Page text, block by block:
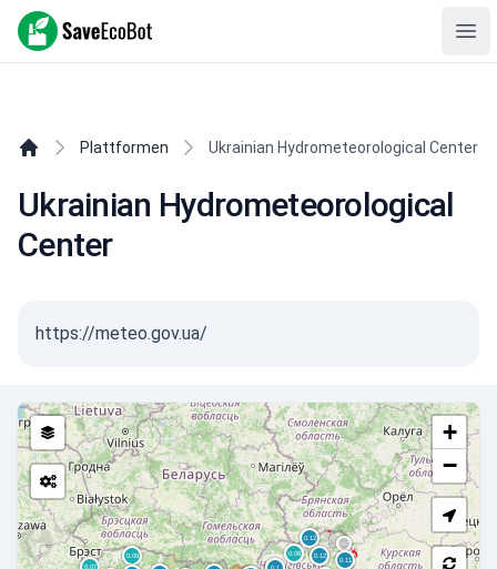
SaveEcoBot
Plattformen Ukrainian Hydrometeorological Center
Ukrainian Hydrometeorological
Center
https://meteo.gov.ua/
+
−